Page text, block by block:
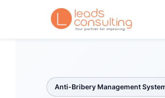
Anti-Bribery Management